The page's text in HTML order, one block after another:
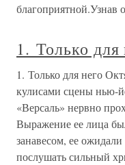
благоприятной.Узнав
1. Только для
1. Только для него
кулисами сцены нью-
«Версаль» нервно
Выражение ее лица
занавесом, ее
послушать сильный